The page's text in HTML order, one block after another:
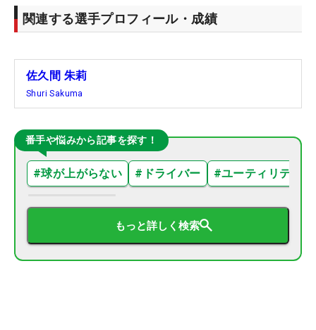
関連する選手プロフィール・成績
佐久間 朱莉
Shuri Sakuma
番手や悩みから記事を探す！
#球が上がらない # ドライバー #ユーティリティ
もっと詳しく検索